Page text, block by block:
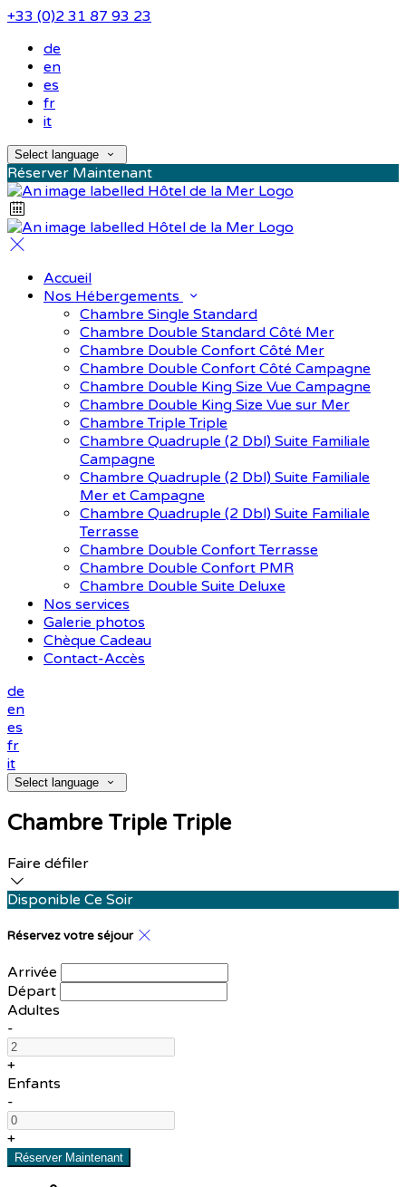
+33 (0)2 31 87 93 23
de
en
es
fr
it
Select language
Réserver Maintenant
Accueil
Nos Hébergements
Chambre Single Standard
Chambre Double Standard Côté Mer
Chambre Double Confort Côté Mer
Chambre Double Confort Côté Campagne
Chambre Double King Size Vue Campagne
Chambre Double King Size Vue sur Mer
Chambre Triple Triple
Chambre Quadruple (2 Dbl) Suite Familiale
Campagne
Chambre Quadruple (2 Dbl) Suite Familiale
Mer et Campagne
Chambre Quadruple (2 Dbl) Suite Familiale
Terrasse
Chambre Double Confort Terrasse
Chambre Double Confort PMR
Chambre Double Suite Deluxe
Nos services
Galerie photos
Chèque Cadeau
Contact-Accès
de
en
es
fr
it
Select language
Chambre Triple Triple
Faire défiler
Disponible Ce Soir
Réservez votre séjour
Arrivée
Départ
Adultes
-
+
Enfants
-
+